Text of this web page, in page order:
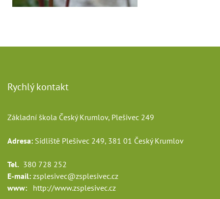
Rychlý kontakt
Základní škola Český Krumlov, Plešivec 249
Adresa: Sídliště Plešivec 249, 381 01 Český Krumlov
Tel. 380 728 252
E-mail: zsplesivec@zsplesivec.cz
www: http://www.zsplesivec.cz